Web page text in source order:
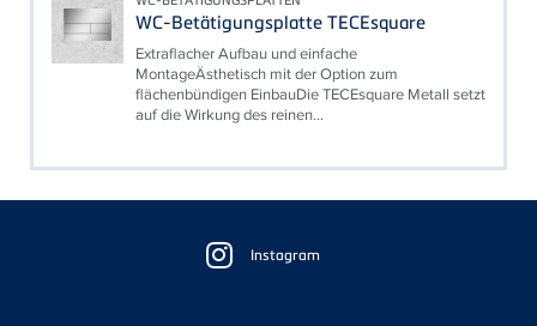
WC-Betätigungsplatte TECEsquare
Extraflacher Aufbau und einfache
MontageÄsthetisch mit der Option zum
flächenbündigen EinbauDie TECEsquare Metall setzt
auf die Wirkung des reinen...
Instagram